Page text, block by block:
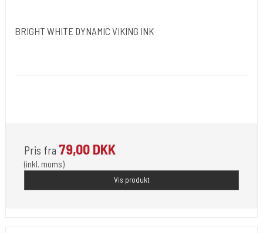
BRIGHT WHITE DYNAMIC VIKING INK
Pris fra 79,00 DKK
(inkl. moms)
Vis produkt